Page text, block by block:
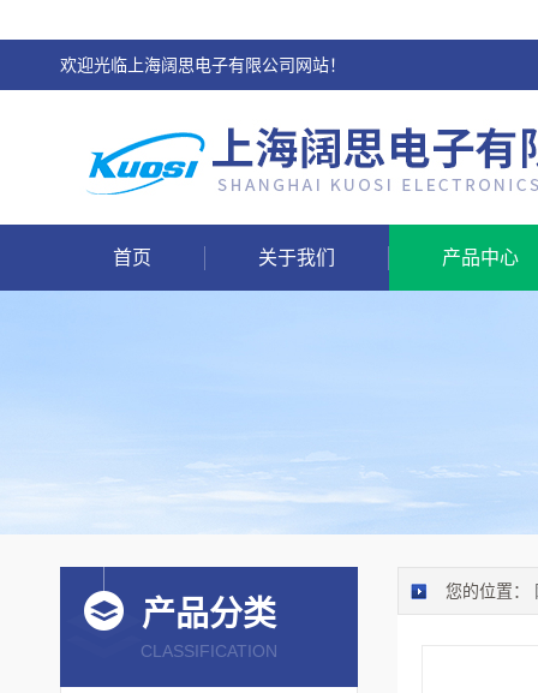
欢迎光临上海阔思电子有限公司网站！
首页 关于我们 产品中心
您的位置：
产品分类
CLASSIFICATION